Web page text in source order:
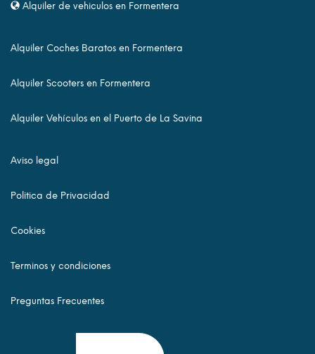
Alquiler de vehiculos en Formentera
Alquiler Coches Baratos en Formentera
Alquiler Scooters en Formentera
Alquiler Vehículos en el Puerto de La Savina
Aviso legal
Politica de Privacidad
Cookies
Terminos y condiciones
Preguntas Frecuentes